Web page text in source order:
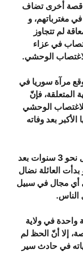
أخرى تضاف
مغترباتهم، و
لم تتجاوز
في عزاء
الوحشي.
مرآة سوريا في
المتعلقة، فإنّ
تعرضت للاغتصاب الوحشي
بعد وفاته
قبل نحو 3 سنوات بعد
العائلة نضال
أي مجال في سبيل
الناس.
واحدة في ولاية
إلا أنّ الحظ لم
في حادث سير